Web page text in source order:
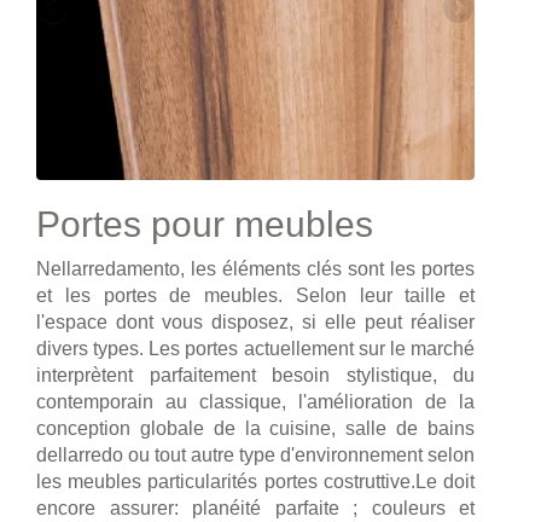
Portes pour meubles
Nellarredamento, les éléments clés sont les portes
et les portes de meubles. Selon leur taille et
l'espace dont vous disposez, si elle peut réaliser
divers types. Les portes actuellement sur le marché
interprètent parfaitement besoin stylistique, du
contemporain au classique, l'amélioration de la
conception globale de la cuisine, salle de bains
dellarredo ou tout autre type d'environnement selon
les meubles particularités portes costruttive.Le doit
encore assurer: planéité parfaite ; couleurs et